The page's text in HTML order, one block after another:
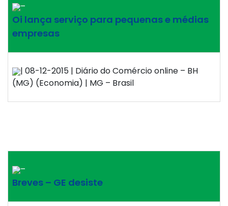
–
Oi lança serviço para pequenas e médias
empresas
| 08-12-2015 | Diário do Comércio online – BH
(MG) (Economia) | MG – Brasil
–
Breves – GE desiste